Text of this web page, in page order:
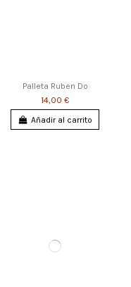
Palleta Ruben Do
14,00 €
Añadir al carrito